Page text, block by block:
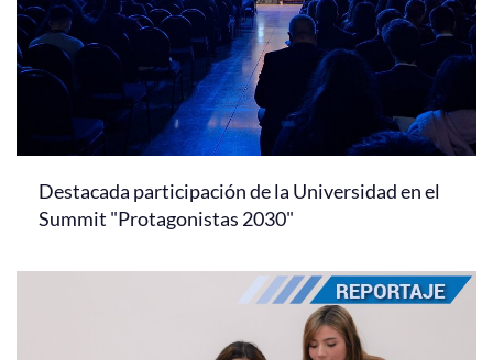
Destacada participación de la Universidad en el
Summit "Protagonistas 2030"